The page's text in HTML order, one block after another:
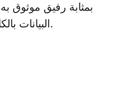
بمثابة رفيق موثوق
البيانات بالكامل أكثر كفاءة وغنيًا بالميزات.